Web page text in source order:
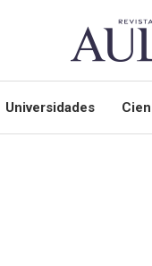
Universidades